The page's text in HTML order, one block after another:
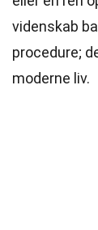
videnskab
procedure;
moderne liv.